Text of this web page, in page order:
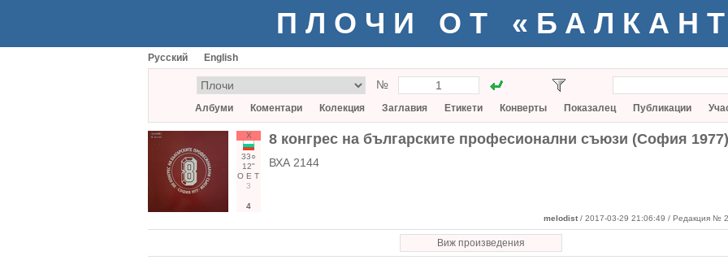
ПЛОЧИ ОТ
Русский English
№
Албуми Коментари Колекция Заглавия Етикети Конверты Показалец Публикации
Х
33○
12"
О Е Т
3
4
8 конгрес на българските професионални съюзи (София 1977)
ВХА 2144
melodist / 2017-03-29 21:06:49 / Редакция №
Виж произведения